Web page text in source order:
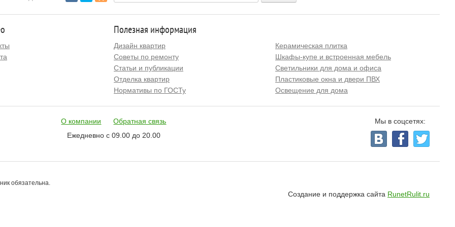
Полезная информация
Дизайн квартир
Советы по ремонту
Статьи и публикации
Отделка квартир
Нормативы по ГОСТу
Керамическая плитка
Шкафы-купе и встроенная мебель
Светильники для дома и офиса
Пластиковые окна и двери ПВХ
Освещение для дома
О компании
Обратная связь
Ежедневно с 09.00 до 20.00
Мы в соцсетях:
обязательна.
Создание и поддержка сайта RunetRulit.ru